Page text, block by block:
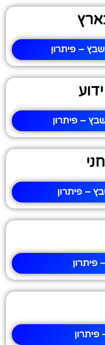
– פיתרון
– פיתרון
– פיתרון